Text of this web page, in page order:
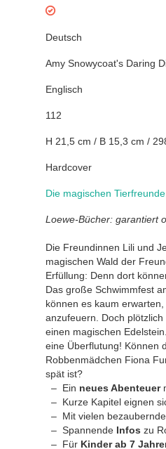
Deutsch
Amy Snowycoat's Daring
Englisch
112
H 21,5 cm / B 15,3 cm /
Hardcover
Die magischen Tierfreunde
Loewe-Bücher: garantiert
Die Freundinnen Lili und
magischen Wald der
Erfüllung: Denn dort
Das große Schwimmfest
können es kaum
anzufeuern. Doch
einen magischen
eine Überflutung! Können
Robbenmädchen Fiona
spät ist?
Ein neues Abenteuer
Kurze Kapitel eignen
Mit vielen
Spannende Infos zu
Für Kinder ab 7